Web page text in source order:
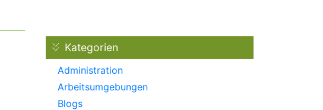
Kategorien
Administration
Arbeitsumgebungen
Blogs